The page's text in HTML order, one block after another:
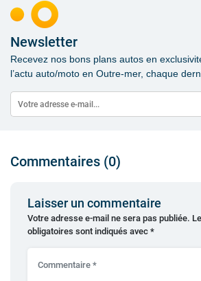
Newsletter
Recevez nos bons plans autos en
l’actu auto/moto en Outre-mer, chaque
Commentaires (0)
Laisser un commentaire
Votre adresse e-mail ne sera pas publiée.
obligatoires sont indiqués avec *